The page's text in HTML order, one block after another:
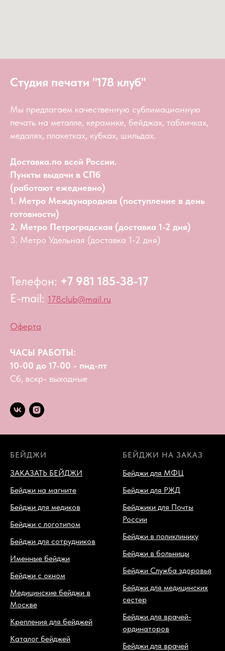
Студия печати "178 клуб"
Мы предлагаем качественную сублимационную
печать на металле, керамике, бейджах, табличках,
медалях, плакетках, кубках, шильдах.
Доставка.по всей России.
Пункты выдачи в СПб
(работают ежедневно)
1. Метро Международная (поступление в день
готовности)
2. Метро Петроградская (доставка 1-2 дня)
3. Метро Удельная (доставка 1-2 дня)
Телефон: +7 981 185-38-17
E-mail: 178club@mail.ru
Оферта
ЧАСЫ РАБОТЫ:
10-00 до 17-00 - пнд-пт
Сб, вскр- выходные
БЕЙДЖИ
ЗАКАЗАТЬ БЕЙДЖИ
Бейджи на магните
Бейджи для медиков
Бейджи с логотипом
Бейджи для сотрудников
Именные бейджи
Бейджи с окном
Медицинские бейджи в
Москве
Крепления для бейджей
Каталог бейджей
БЕЙДЖИ НА ЗАКАЗ
Бейджи для МФЦ
Бейджи для РЖД
Бейджики для Почты
России
Бейджи в поликлинику
Бейджи в больницы
Бейджи Служба здоровья
Бейджи для медицинских
сестер
Бейджи для врачей-
ординаторов
Бейджи для врачей